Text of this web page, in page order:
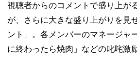
視聴者からのコメントで盛り上が
が、さらに大きな盛り上がりを見
ント」。各メンバーのマネージャ
に終わったら焼肉」などの叱咤激